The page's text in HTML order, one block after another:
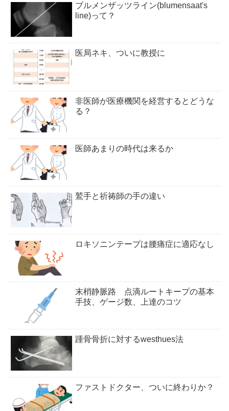
ブルメンザッツライン(blumensaat's
line)って？
医局ネキ、ついに教授に
非医師が医療機関を経営するとどうな
る？
医師あまりの時代は来るか
鷲手と祈祷師の手の違い
ロキソニンテープは腰痛症に適応なし
末梢静脈路 点滴ルートキープの基本
手技、ゲージ数、上達のコツ
踵骨骨折に対するwesthues法
ファストドクター、ついに終わりか？